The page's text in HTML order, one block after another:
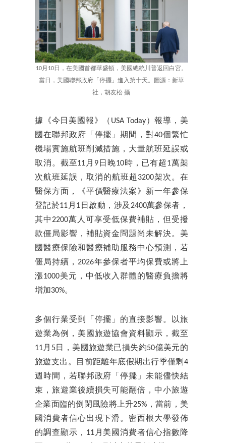
10月10日，在美國首都華盛頓，美國總統川普返回白宮。
當日，美國聯邦政府「停擺」進入第十天。圖源：新華
社，胡友松 攝
據《今日美國報》（USA Today）報導，美
國在聯邦政府「停擺」期間，對40個繁忙
機場實施航班削減措施，大量航班延誤或
取消。截至11月9日晚10時，已有超1萬架
次航班延誤，取消的航班超3200架次。在
醫保方面，《平價醫療法案》新一年參保
登記於11月1日啟動，涉及2400萬參保者，
其中2200萬人可享受低保費補貼，但受撥
款僵局影響，補貼資金問題尚未解決。美
國醫療保險和醫療補助服務中心預測，若
僵局持續，2026年參保者平均保費或將上
漲1000美元，中低收入群體的醫療負擔將
增加30%。
多個行業受到「停擺」的直接影響。以旅
遊業為例，美國旅遊協會資料顯示，截至
11月5日，美國旅遊業已損失約50億美元的
旅遊支出。目前距離年底假期出行季僅剩4
週時間，若聯邦政府「停擺」未能儘快結
束，旅遊業後續損失可能翻倍，中小旅遊
企業面臨的倒閉風險將上升25%，當前，美
國消費者信心出現下滑。密西根大學發佈
的調查顯示，11月美國消費者信心指數降